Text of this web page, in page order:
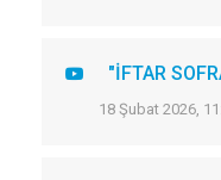
"İFTAR
18 Şubat 2026,